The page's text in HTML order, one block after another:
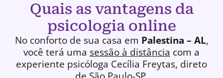
Quais as vantagens da
psicologia online
No conforto de sua casa em Palestina – AL,
você terá uma sessão à distância com a
experiente psicóloga Cecília Freytas, direto